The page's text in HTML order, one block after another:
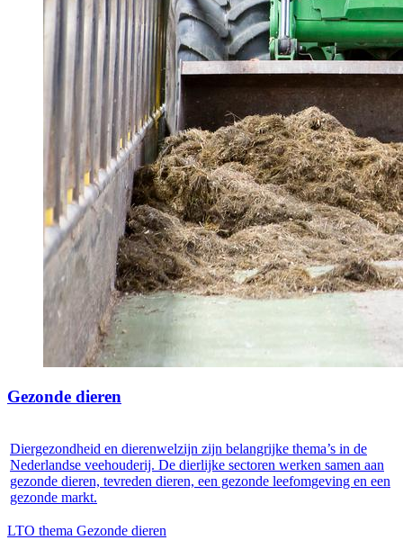
Gezonde dieren
Diergezondheid en dierenwelzijn zijn belangrijke thema’s in de
Nederlandse veehouderij. De dierlijke sectoren werken samen aan
gezonde dieren, tevreden dieren, een gezonde leefomgeving en een
gezonde markt.
LTO thema Gezonde dieren